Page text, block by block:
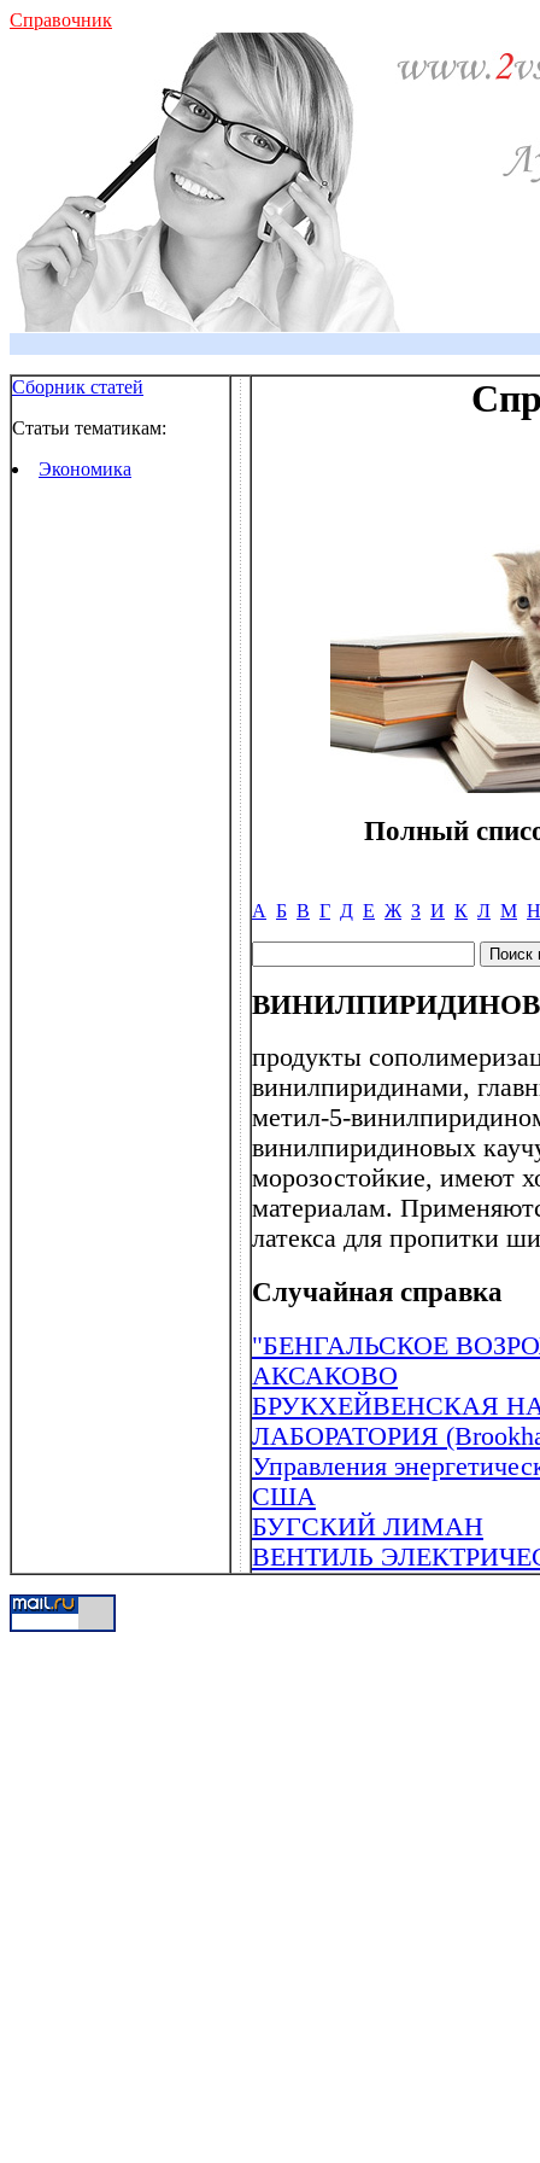
Справочник
Сборник статей
Статьи тематикам:
Экономика
Полный
А Б В Г Д Е Ж З И К Л М Н
продукты
винилпиридинами,
метил-5-
винилпиридиновых
морозостойкие, имеют
материалам.
латекса для пропитки
Случайная справка
"БЕНГАЛЬСКОЕ
АКСАКОВО
БРУКХЕЙВЕНСКАЯ
ЛАБОРАТОРИЯ
Управления
США
БУГСКИЙ ЛИМАН
ВЕНТИЛЬ